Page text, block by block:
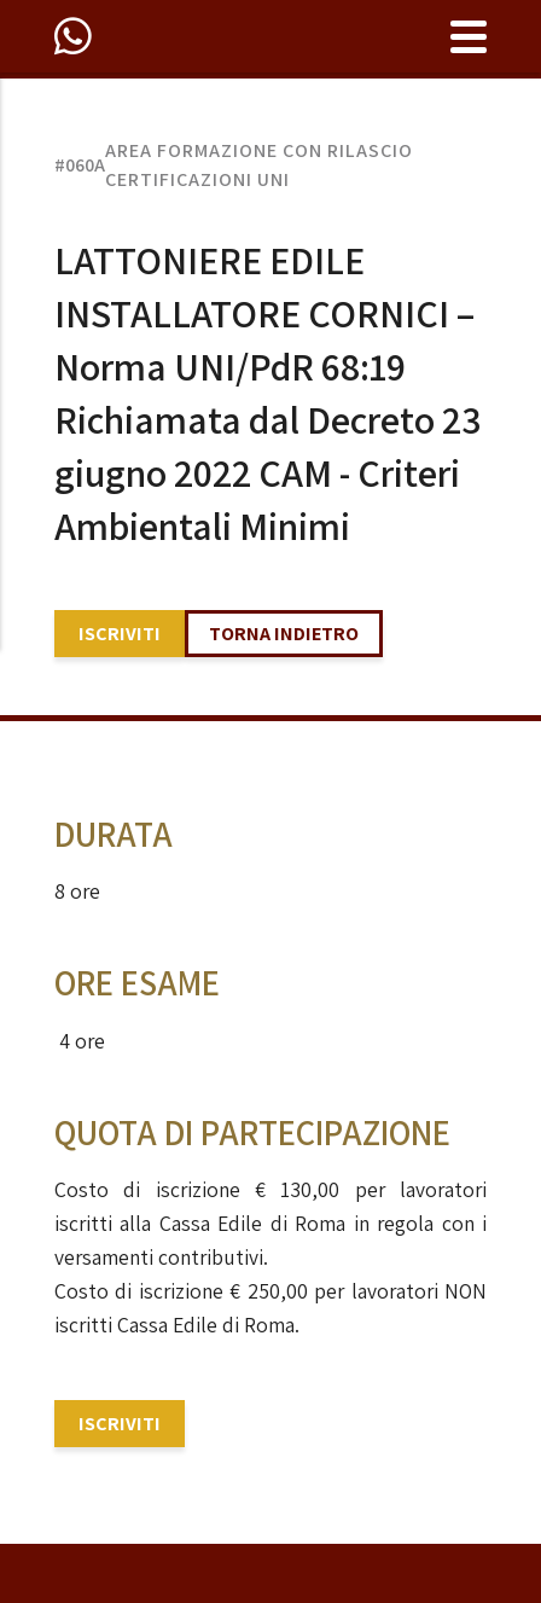
#060A
AREA FORMAZIONE CON RILASCIO
CERTIFICAZIONI UNI
LATTONIERE EDILE
INSTALLATORE CORNICI –
Norma UNI/PdR 68:19
Richiamata dal Decreto 23
giugno 2022 CAM - Criteri
Ambientali Minimi
ISCRIVITI TORNA INDIETRO
DURATA
8 ore
ORE ESAME
4 ore
QUOTA DI PARTECIPAZIONE
Costo di iscrizione € 130,00 per lavoratori
iscritti alla Cassa Edile di Roma in regola con i
versamenti contributivi.
Costo di iscrizione € 250,00 per lavoratori NON
iscritti Cassa Edile di Roma.
ISCRIVITI